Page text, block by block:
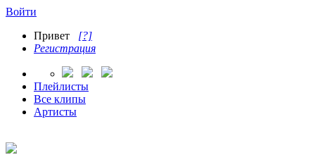
Войти
Привет [?]
Регистрация
Плейлисты
Все клипы
Артисты